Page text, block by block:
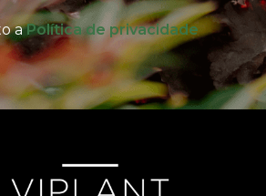
aPolítica de privacidade